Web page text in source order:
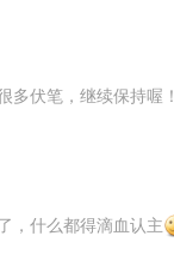
多伏笔，继续保持喔！
，什么都得滴血认主